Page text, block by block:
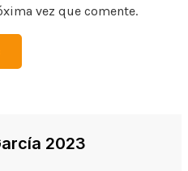
vez que comente.
2023